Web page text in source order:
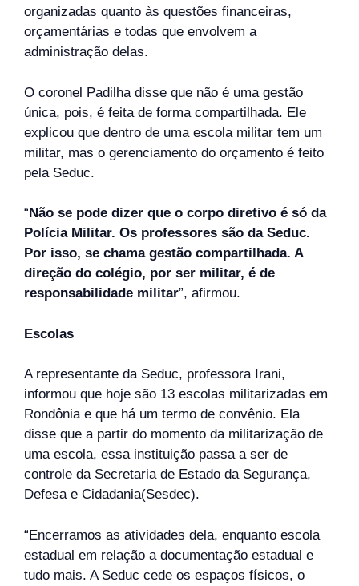
organizadas quanto às questões financeiras,
orçamentárias e todas que envolvem a
administração delas.
O coronel Padilha disse que não é uma gestão
única, pois, é feita de forma compartilhada. Ele
explicou que dentro de uma escola militar tem um
militar, mas o gerenciamento do orçamento é feito
pela Seduc.
“Não se pode dizer que o corpo diretivo é só da
Polícia Militar. Os professores são da Seduc.
Por isso, se chama gestão compartilhada. A
direção do colégio, por ser militar, é de
responsabilidade militar”, afirmou.
Escolas
A representante da Seduc, professora Irani,
informou que hoje são 13 escolas militarizadas em
Rondônia e que há um termo de convênio. Ela
disse que a partir do momento da militarização de
uma escola, essa instituição passa a ser de
controle da Secretaria de Estado da Segurança,
Defesa e Cidadania(Sesdec).
“Encerramos as atividades dela, enquanto escola
estadual em relação a documentação estadual e
tudo mais. A Seduc cede os espaços físicos, o